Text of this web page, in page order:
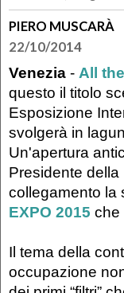
PIERO MUSCARÀ
22/10/2014
Venezia - All
questo il titolo
Esposizione
svolgerà in
Un'apertura
Presidente della
collegamento la
EXPO 2015 che
Il tema della
occupazione